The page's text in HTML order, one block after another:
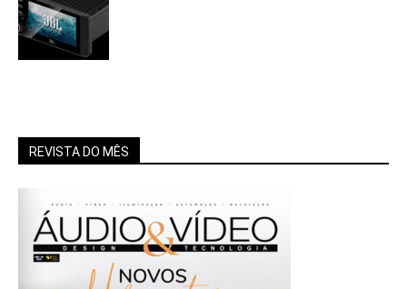
REVISTA DO MÊS